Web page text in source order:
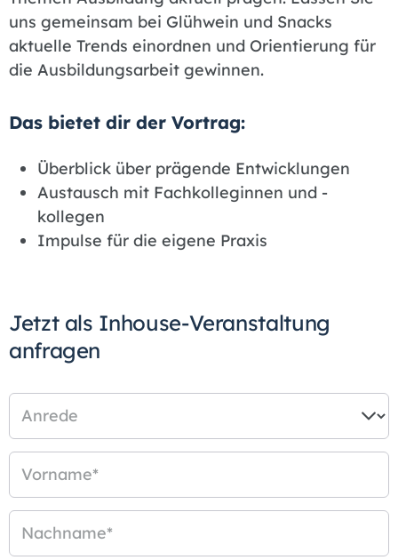
uns gemeinsam bei Glühwein und Snacks
aktuelle Trends einordnen und Orientierung für
die Ausbildungsarbeit gewinnen.
Das bietet dir der Vortrag:
Überblick über prägende Entwicklungen
Austausch mit Fachkolleginnen und -
kollegen
Impulse für die eigene Praxis
Jetzt als Inhouse-Veranstaltung
anfragen
Anrede
Vorname*
Nachname*